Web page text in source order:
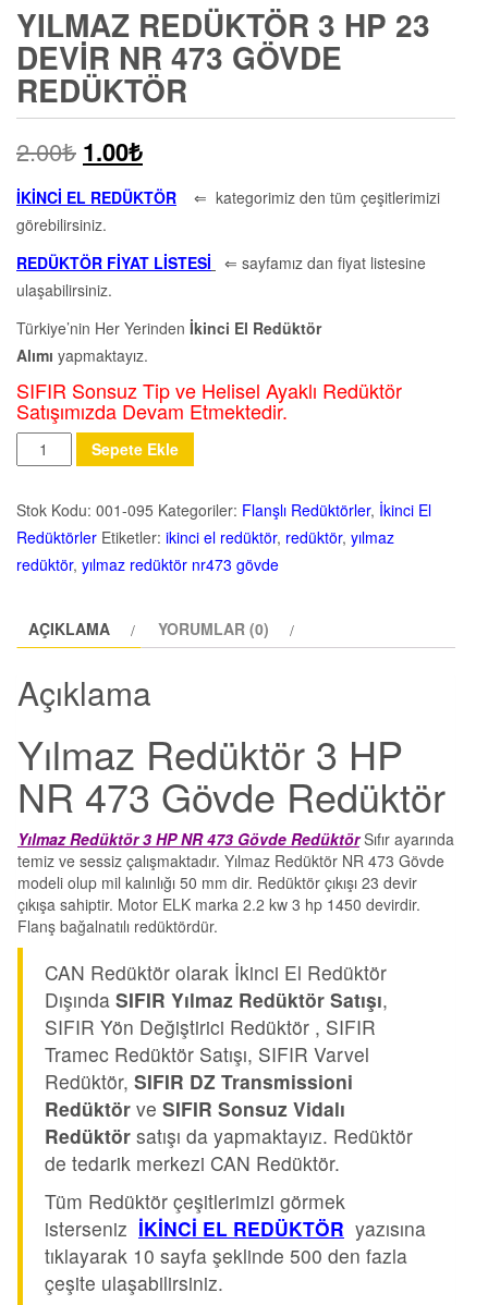
YILMAZ REDÜKTÖR 3 HP 23
DEVIR NR 473 GÖVDE
REDÜKTÖR
2.00₺ 1.00₺
İKİNCİ EL REDÜKTÖR ⇐ kategorimiz den tüm çeşitlerimizi
görebilirsiniz.
REDÜKTÖR FİYAT LİSTESİ
⇐ sayfamız dan fiyat listesine
ulaşabilirsiniz.
Türkiye’nin Her Yerinden İkinci El Redüktör
Alımı yapmaktayız.
SIFIR Sonsuz Tip ve Helisel Ayaklı Redüktör
Satışımızda Devam Etmektedir.
Miktar Sepete Ekle
Stok Kodu: 001-095 Kategoriler: Flanşlı Redüktörler, İkinci El
Redüktörler Etiketler: ikinci el redüktör, redüktör, yılmaz
redüktör, yılmaz redüktör nr473 gövde
AÇIKLAMA YORUMLAR (0)
Açıklama
Yılmaz Redüktör 3 HP
NR 473 Gövde Redüktör
Yılmaz Redüktör 3 HP NR 473 Gövde RedüktörSıfır ayarında
temiz ve sessiz çalışmaktadır. Yılmaz Redüktör NR 473 Gövde
modeli olup mil kalınlığı 50 mm dir. Redüktör çıkışı 23 devir
çıkışa sahiptir. Motor ELK marka 2.2 kw 3 hp 1450 devirdir.
Flanş bağalnatılı redüktördür.
CAN Redüktör olarak İkinci El Redüktör
Dışında SIFIR Yılmaz Redüktör Satışı,
SIFIR Yön Değiştirici Redüktör , SIFIR
Tramec Redüktör Satışı, SIFIR Varvel
Redüktör, SIFIR DZ Transmissioni
Redüktör ve SIFIR Sonsuz Vidalı
Redüktör satışı da yapmaktayız. Redüktör
de tedarik merkezi CAN Redüktör.
Tüm Redüktör çeşitlerimizi görmek
isterseniz İKİNCİ EL REDÜKTÖR yazısına
tıklayarak 10 sayfa şeklinde 500 den fazla
çeşite ulaşabilirsiniz.